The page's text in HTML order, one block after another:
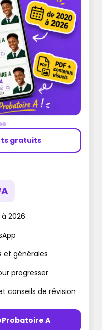
gratuits
2026
et générales
progresser
conseils de révision
A